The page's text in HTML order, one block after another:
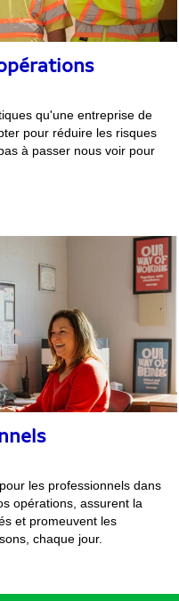
qu'une entreprise de
pour réduire les risques
à passer nous voir pour
les professionnels dans
opérations, assurent la
et promeuvent les
chaque jour.